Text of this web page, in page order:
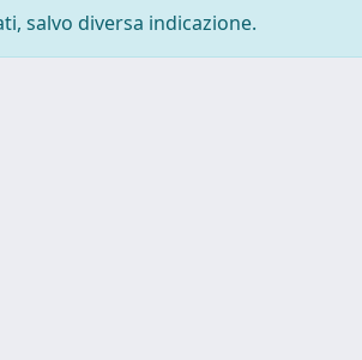
salvo diversa indicazione.